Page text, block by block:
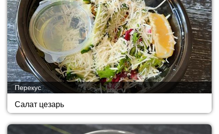
Салат цезарь
Перекус